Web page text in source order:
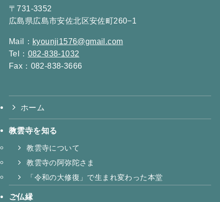
〒731-3352
広島県広島市安佐北区安佐町260−1
Mail： kyounji1576@gmail.com
Tel： 082-838-1032
Fax：082-838-3666
ホーム
教雲寺を知る
教雲寺について
教雲寺の阿弥陀さま
「令和の大修復」で生まれ変わった本堂
ご仏縁